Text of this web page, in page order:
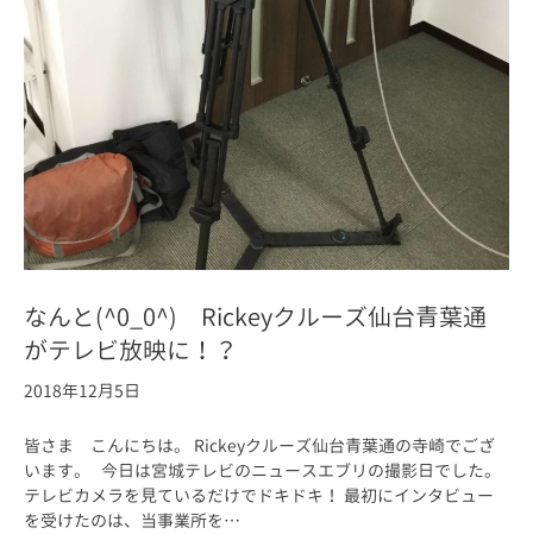
なんと(^0_0^) Rickeyクルーズ仙台青葉通
がテレビ放映に！？
2018年12月5日
皆さま こんにちは。 Rickeyクルーズ仙台青葉通の寺崎でござ
います。 今日は宮城テレビのニュースエブリの撮影日でした。
テレビカメラを見ているだけでドキドキ！ 最初にインタビュー
を受けたのは、当事業所を…